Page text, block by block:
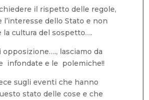
il rispetto delle regole,
l’interesse dello Stato e non
la cultura del sospetto….
opposizione…., lasciamo da
infondate e le polemiche!!
sugli eventi che hanno
stato delle cose e che